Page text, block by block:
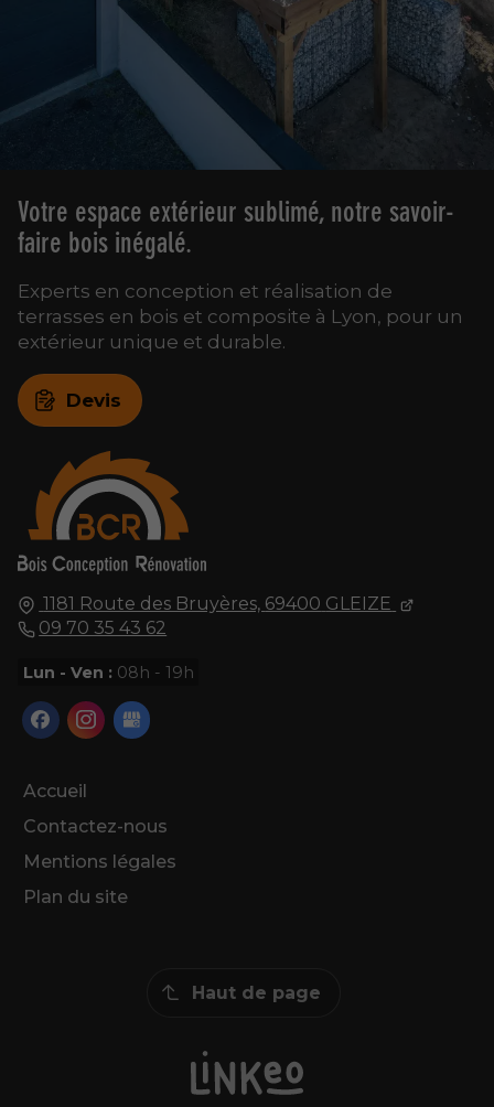
1181 Route des Bruyères, 69400 GLEIZE
09 70 35 43 62
Lun - Ven : 08h - 19h
Accueil
Contactez-nous
Mentions légales
Plan du site
Votre espace extérieur sublimé, notre savoir-
faire bois inégalé.
Experts en conception et réalisation de
terrasses en bois et composite à Lyon, pour un
extérieur unique et durable.
Devis
Haut de page